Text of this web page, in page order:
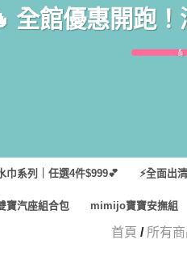
全館優惠開跑
6
時
巾系列｜任選4件$999💕 ⚡全面出
寶汽座組合包 mimijo寶寶安撫組
首頁 / 所有商